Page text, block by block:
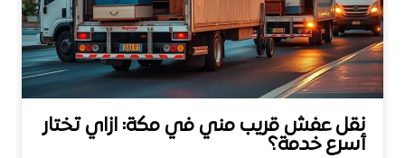
نقل عفش قريب مني في مكة: ازاي تختار
أسرع خدمة؟